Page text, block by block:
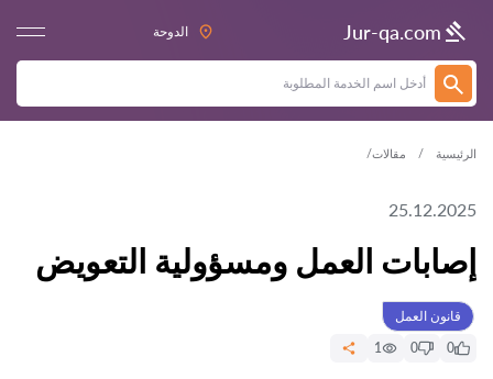
Jur-qa.com الدوحة
الرئيسية مقالات
25.12.2025
إصابات العمل ومسؤولية التعويض
قانون العمل
0
0
1